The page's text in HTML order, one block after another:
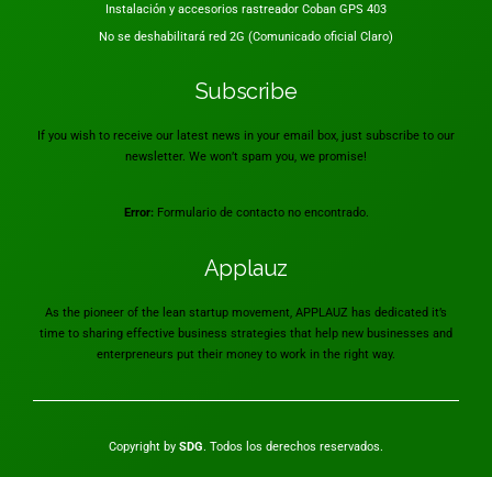
Instalación y accesorios rastreador Coban GPS 403
No se deshabilitará red 2G (Comunicado oficial Claro)
Subscribe
If you wish to receive our latest news in your email box, just subscribe to our
newsletter. We won’t spam you, we promise!
Error:Formulario de contacto no encontrado.
Applauz
As the pioneer of the lean startup movement, APPLAUZ has dedicated it’s
time to sharing effective business strategies that help new businesses and
enterpreneurs put their money to work in the right way.
Copyright by SDG. Todos los derechos reservados.